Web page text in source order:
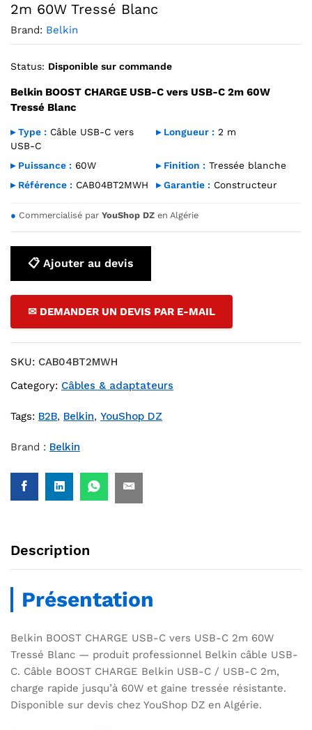
2m 60W Tressé Blanc
Brand: Belkin
Status: Disponible sur commande
Belkin BOOST CHARGE USB-C vers USB-C 2m 60W
Tressé Blanc
▸ Type : Câble USB-C vers
USB-C
▸ Longueur : 2 m
▸ Puissance : 60W ▸ Finition : Tressée blanche
▸ Référence : CAB04BT2MWH ▸ Garantie : Constructeur
● Commercialisé par YouShop DZ en Algérie
📋 Ajouter au devis
✉ DEMANDER UN DEVIS PAR E-MAIL
SKU: CAB04BT2MWH
Category: Câbles & adaptateurs
Tags: B2B, Belkin, YouShop DZ
Brand : Belkin
Description
Présentation
Belkin BOOST CHARGE USB-C vers USB-C 2m 60W
Tressé Blanc — produit professionnel Belkin câble USB-
C. Câble BOOST CHARGE Belkin USB-C / USB-C 2m,
charge rapide jusqu’à 60W et gaine tressée résistante.
Disponible sur devis chez YouShop DZ en Algérie.